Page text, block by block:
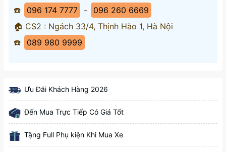
☎️
096 174 7777 -
096 260 6669
🏠 CS2 : Ngách 33/4, Thịnh Hào 1, Hà Nội
☎️
089 980 9999
Ưu Đãi Khách Hàng 2026
Đến Mua Trực Tiếp Có Giá Tốt
Tặng Full Phụ kiện Khi Mua Xe